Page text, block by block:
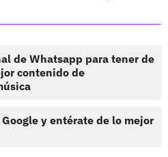
de Whatsapp para tener de
contenido de
y entérate de lo mejor